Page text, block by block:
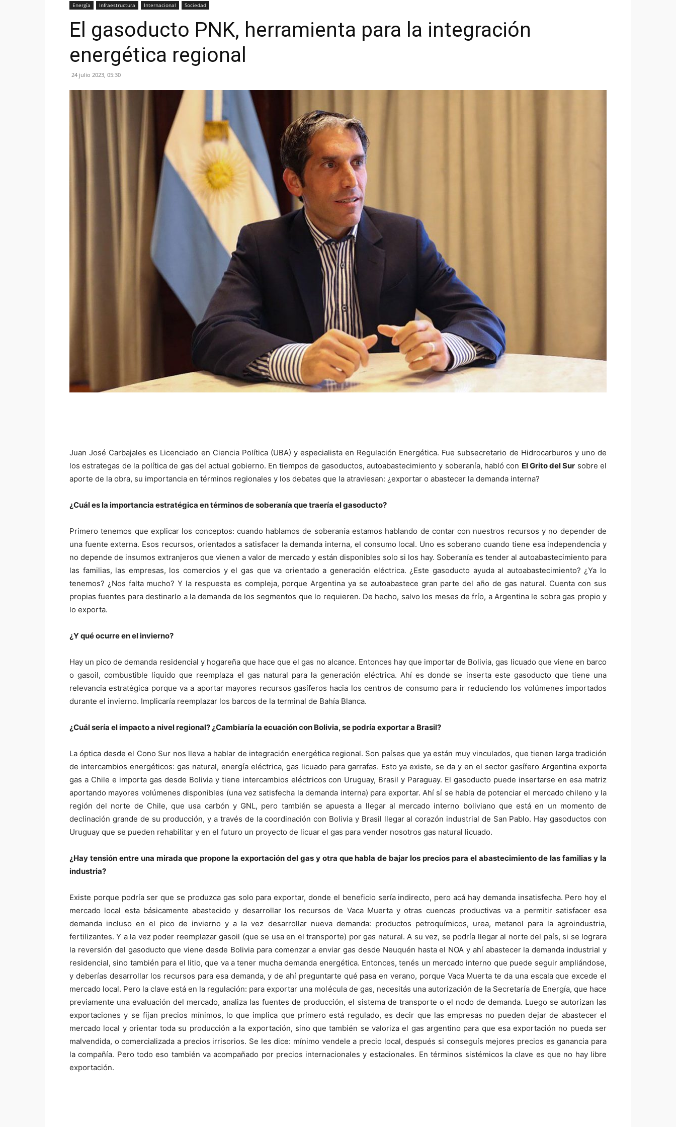
Energía Infraestructura Internacional Sociedad
El gasoducto PNK, herramienta para la integración
energética regional
24 julio 2023, 05:30
Juan José Carbajales es Licenciado en Ciencia Política (UBA) y especialista en Regulación Energética. Fue subsecretario de Hidrocarburos y uno de
los estrategas de la política de gas del actual gobierno. En tiempos de gasoductos, autoabastecimiento y soberanía, habló con El Grito del Sur sobre el
aporte de la obra, su importancia en términos regionales y los debates que la atraviesan: ¿exportar o abastecer la demanda interna?
¿Cuál es la importancia estratégica en términos de soberanía que traería el gasoducto?
Primero tenemos que explicar los conceptos: cuando hablamos de soberanía estamos hablando de contar con nuestros recursos y no depender de
una fuente externa. Esos recursos, orientados a satisfacer la demanda interna, el consumo local. Uno es soberano cuando tiene esa independencia y
no depende de insumos extranjeros que vienen a valor de mercado y están disponibles solo si los hay. Soberanía es tender al autoabastecimiento para
las familias, las empresas, los comercios y el gas que va orientado a generación eléctrica. ¿Este gasoducto ayuda al autoabastecimiento? ¿Ya lo
tenemos? ¿Nos falta mucho? Y la respuesta es compleja, porque Argentina ya se autoabastece gran parte del año de gas natural. Cuenta con sus
propias fuentes para destinarlo a la demanda de los segmentos que lo requieren. De hecho, salvo los meses de frío, a Argentina le sobra gas propio y
lo exporta.
¿Y qué ocurre en el invierno?
Hay un pico de demanda residencial y hogareña que hace que el gas no alcance. Entonces hay que importar de Bolivia, gas licuado que viene en barco
o gasoil, combustible líquido que reemplaza el gas natural para la generación eléctrica. Ahí es donde se inserta este gasoducto que tiene una
relevancia estratégica porque va a aportar mayores recursos gasíferos hacia los centros de consumo para ir reduciendo los volúmenes importados
durante el invierno. Implicaría reemplazar los barcos de la terminal de Bahía Blanca.
¿Cuál sería el impacto a nivel regional? ¿Cambiaría la ecuación con Bolivia, se podría exportar a Brasil?
La óptica desde el Cono Sur nos lleva a hablar de integración energética regional. Son países que ya están muy vinculados, que tienen larga tradición
de intercambios energéticos: gas natural, energía eléctrica, gas licuado para garrafas. Esto ya existe, se da y en el sector gasífero Argentina exporta
gas a Chile e importa gas desde Bolivia y tiene intercambios eléctricos con Uruguay, Brasil y Paraguay. El gasoducto puede insertarse en esa matriz
aportando mayores volúmenes disponibles (una vez satisfecha la demanda interna) para exportar. Ahí sí se habla de potenciar el mercado chileno y la
región del norte de Chile, que usa carbón y GNL, pero también se apuesta a llegar al mercado interno boliviano que está en un momento de
declinación grande de su producción, y a través de la coordinación con Bolivia y Brasil llegar al corazón industrial de San Pablo. Hay gasoductos con
Uruguay que se pueden rehabilitar y en el futuro un proyecto de licuar el gas para vender nosotros gas natural licuado.
¿Hay tensión entre una mirada que propone la exportación del gas y otra que habla de bajar los precios para el abastecimiento de las familias y la
industria?
Existe porque podría ser que se produzca gas solo para exportar, donde el beneficio sería indirecto, pero acá hay demanda insatisfecha. Pero hoy el
mercado local esta básicamente abastecido y desarrollar los recursos de Vaca Muerta y otras cuencas productivas va a permitir satisfacer esa
demanda incluso en el pico de invierno y a la vez desarrollar nueva demanda: productos petroquímicos, urea, metanol para la agroindustria,
fertilizantes. Y a la vez poder reemplazar gasoil (que se usa en el transporte) por gas natural. A su vez, se podría llegar al norte del país, si se lograra
la reversión del gasoducto que viene desde Bolivia para comenzar a enviar gas desde Neuquén hasta el NOA y ahí abastecer la demanda industrial y
residencial, sino también para el litio, que va a tener mucha demanda energética. Entonces, tenés un mercado interno que puede seguir ampliándose,
y deberías desarrollar los recursos para esa demanda, y de ahí preguntarte qué pasa en verano, porque Vaca Muerta te da una escala que excede el
mercado local. Pero la clave está en la regulación: para exportar una molécula de gas, necesitás una autorización de la Secretaría de Energía, que hace
previamente una evaluación del mercado, analiza las fuentes de producción, el sistema de transporte o el nodo de demanda. Luego se autorizan las
exportaciones y se fijan precios mínimos, lo que implica que primero está regulado, es decir que las empresas no pueden dejar de abastecer el
mercado local y orientar toda su producción a la exportación, sino que también se valoriza el gas argentino para que esa exportación no pueda ser
malvendida, o comercializada a precios irrisorios. Se les dice: mínimo vendele a precio local, después si conseguís mejores precios es ganancia para
la compañía. Pero todo eso también va acompañado por precios internacionales y estacionales. En términos sistémicos la clave es que no hay libre
exportación.